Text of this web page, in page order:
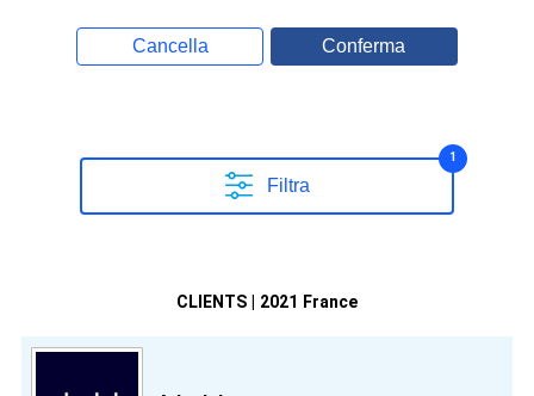
Cancella Conferma
Filtra
1
CLIENTS | 2021 France